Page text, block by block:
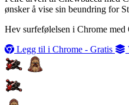
ønsker å vise sin beundring for
Hev surfefølelsen i Chrome med
Legg til i Chrome - Gratis